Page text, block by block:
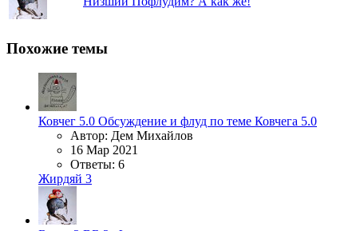
Похожие темы
Ковчег 5.0 Обсуждение и флуд по теме Ковчега 5.0
Автор: Дем Михайлов
16 Мар 2021
Ответы: 6
Жирдяй 3